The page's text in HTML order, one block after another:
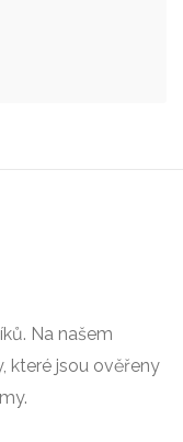
Na našem
které jsou ověřeny